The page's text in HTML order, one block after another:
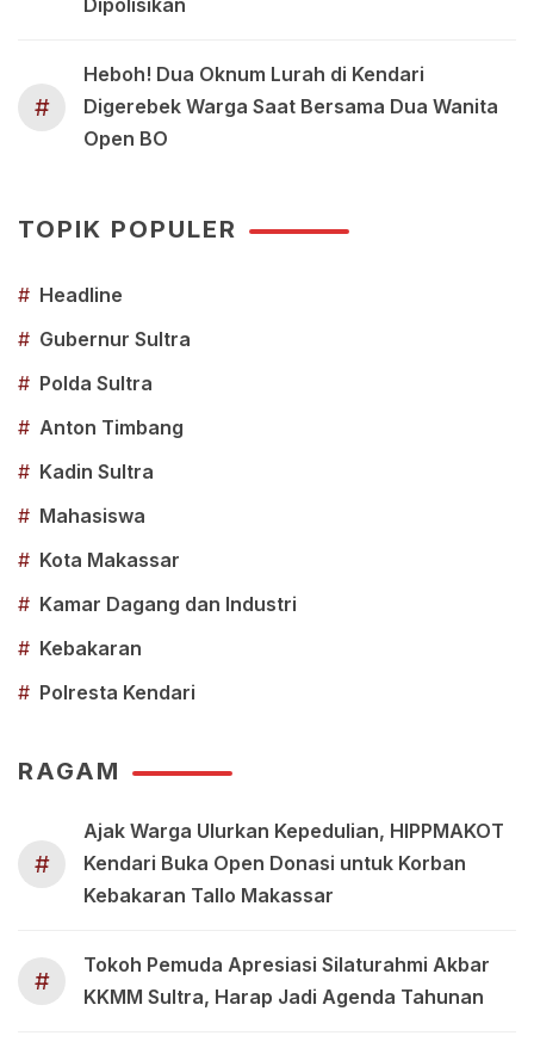
Dipolisikan
#
Heboh! Dua Oknum Lurah di Kendari
Digerebek Warga Saat Bersama Dua Wanita
Open BO
TOPIK POPULER
# Headline
# Gubernur Sultra
# Polda Sultra
# Anton Timbang
# Kadin Sultra
# Mahasiswa
# Kota Makassar
# Kamar Dagang dan Industri
# Kebakaran
# Polresta Kendari
RAGAM
#
Ajak Warga Ulurkan Kepedulian, HIPPMAKOT
Kendari Buka Open Donasi untuk Korban
Kebakaran Tallo Makassar
#
Tokoh Pemuda Apresiasi Silaturahmi Akbar
KKMM Sultra, Harap Jadi Agenda Tahunan